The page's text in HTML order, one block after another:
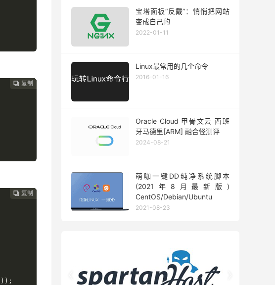
 复制
 复制
 复制
 复制
 复制
 复制
 复制
 复制
 复制
));
宝塔面板“反戴”：悄悄把网站
变成自己的
2022-01-11
Linux最常用的几个命令
2016-01-16
Oracle Cloud 甲骨文云 西班
牙马德里[ARM] 融合怪测评
2024-08-21
萌咖一键DD纯净系统脚本
(2021年8月最新版)
CentOS/Debian/Ubuntu
2021-08-23